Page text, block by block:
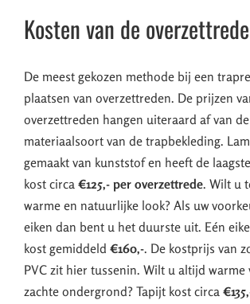
Kosten van de
De meest gekozen methode bij een
plaatsen van overzettreden. De prijzen
overzettreden hangen uiteraard af van
materiaalsoort van de trapbekleding.
gemaakt van kunststof en heeft de
kost circa €125,- per overzettrede. Wilt u
warme en natuurlijke look? Als uw
eiken dan bent u het duurste uit. Eén
kost gemiddeld €160,-. De kostprijs van
PVC zit hier tussenin. Wilt u altijd warme
zachte ondergrond? Tapijt kost circa